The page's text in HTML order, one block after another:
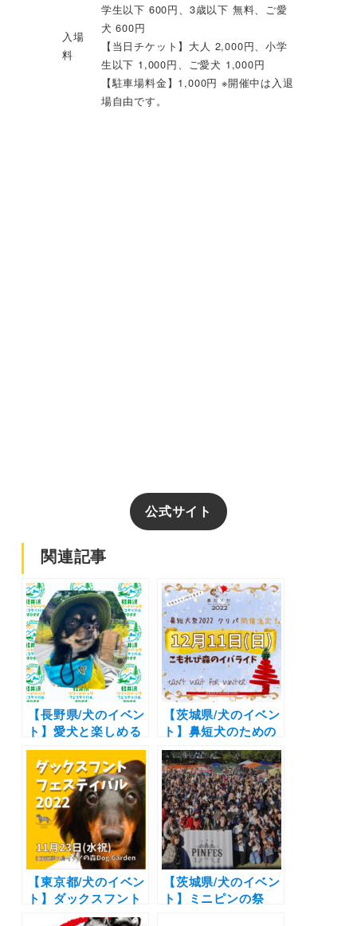
入場
料
学生以下 600円、3歳以下 無料、ご愛
犬 600円
【当日チケット】大人 2,000円、小学
生以下 1,000円、ご愛犬 1,000円
【駐車場料金】1,000円 ※開催中は入退
場自由です。
公式サイト
関連記事
【長野県/犬のイベン
ト】愛犬と楽しめる
ハロウィンファッシ
ョンショーや50ブー
ス以上のマーケット
も！「軽井沢リゾー
トドッグフェスティ
バル2022」（軽井沢
プリンスホテルスキ
ー場）
【茨城県/犬のイベン
ト】鼻短犬のための
クリパ！グッズマー
ケットでお買い物や
撮影会やタイムレー
スも開催！「鼻短犬
祭2022 クリパ」
（こもれび森のイバ
ライド）12/11
【東京都/犬のイベン
ト】ダックスフント
の祭典♪愛犬と楽し
【茨城県/犬のイベン
ト】ミニピンの祭